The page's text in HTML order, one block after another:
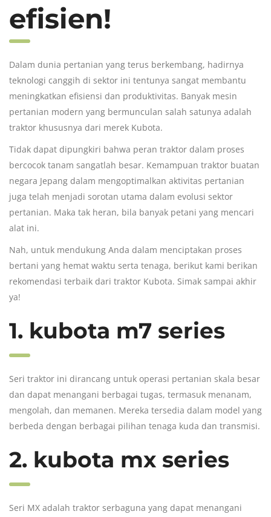
efisien!
Dalam dunia pertanian yang terus berkembang, hadirnya
teknologi canggih di sektor ini tentunya sangat membantu
meningkatkan efisiensi dan produktivitas. Banyak mesin
pertanian modern yang bermunculan salah satunya adalah
traktor khususnya dari merek Kubota.
Tidak dapat dipungkiri bahwa peran traktor dalam proses
bercocok tanam sangatlah besar. Kemampuan traktor buatan
negara Jepang dalam mengoptimalkan aktivitas pertanian
juga telah menjadi sorotan utama dalam evolusi sektor
pertanian. Maka tak heran, bila banyak petani yang mencari
alat ini.
Nah, untuk mendukung Anda dalam menciptakan proses
bertani yang hemat waktu serta tenaga, berikut kami berikan
rekomendasi terbaik dari traktor Kubota. Simak sampai akhir
ya!
1. kubota m7 series
Seri traktor ini dirancang untuk operasi pertanian skala besar
dan dapat menangani berbagai tugas, termasuk menanam,
mengolah, dan memanen. Mereka tersedia dalam model yang
berbeda dengan berbagai pilihan tenaga kuda dan transmisi.
2. kubota mx series
Seri MX adalah traktor serbaguna yang dapat menangani